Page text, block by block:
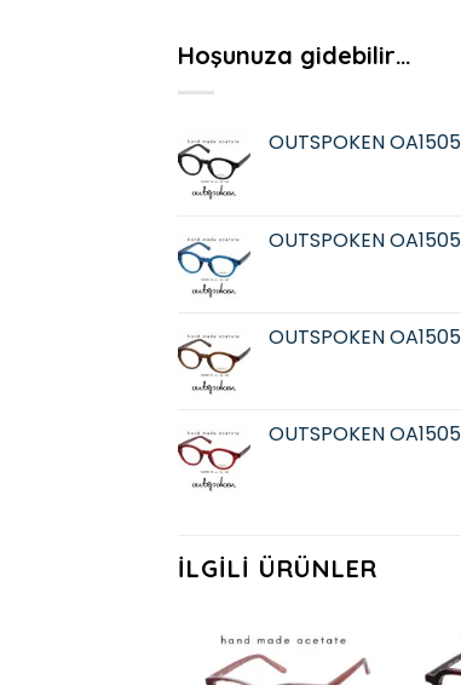
Hoşunuza gidebilir…
OUTSPOKEN
OUTSPOKEN
OUTSPOKEN
OUTSPOKEN
İLGILI ÜRÜNLER